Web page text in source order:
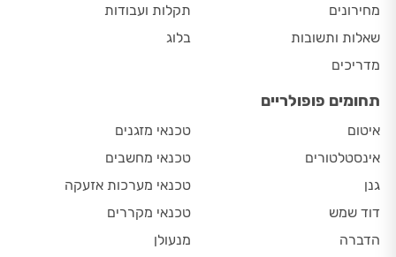
מחירונים
שאלות ותשובות
מדריכים
תקלות ועבודות
בלוג
תחומים פופולריים
איטום
אינסטלטורים
גנן
דוד שמש
הדברה
טכנאי מזגנים
טכנאי מחשבים
טכנאי מערכות אזעקה
טכנאי מקררים
מנעולן